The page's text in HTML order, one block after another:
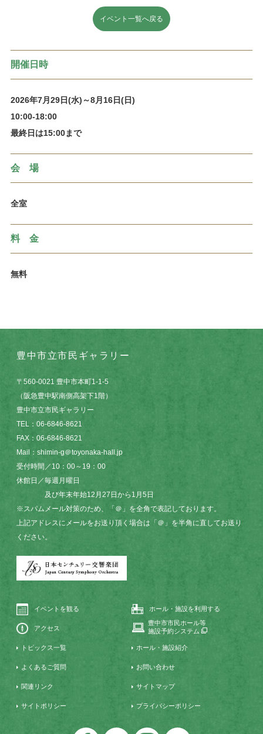
イベント一覧へ戻る
開催日時
2026年7月29日(水)～8月16日(日)
10:00-18:00
最終日は15:00まで
会 場
全室
料 金
無料
豊中市立市民ギャラリー
〒560-0021 豊中市本町1-1-5
（阪急豊中駅南側高架下1階）
豊中市立市民ギャラリー
TEL：06-6846-8621
FAX：06-6846-8621
Mail：shimin-g＠toyonaka-hall.jp
受付時間／10：00～19：00
休館日／毎週月曜日
及び年末年始12月27日から1月5日
※スパムメール対策のため、「＠」を全角で表記しております。
上記アドレスにメールをお送り頂く場合は「＠」を半角に直してお送り
ください。
イベントを観る ホール・施設を利用する
アクセス
豊中市市民ホール等
施設予約システム
トピックス一覧 ホール・施設紹介
よくあるご質問 お問い合わせ
関連リンク サイトマップ
サイトポリシー プライバシーポリシー